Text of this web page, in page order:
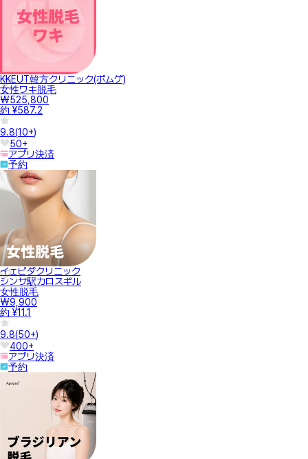
KKEUT韓方クリニック(ポムゲ)
女性ワキ脱毛
₩525,800
約 ¥587.2
9.8(10+)
50+
アプリ決済
予約
イェピダクリニック
シンサ駅カロスギル
女性脱毛
₩9,900
約 ¥11.1
9.8(50+)
400+
アプリ決済
予約